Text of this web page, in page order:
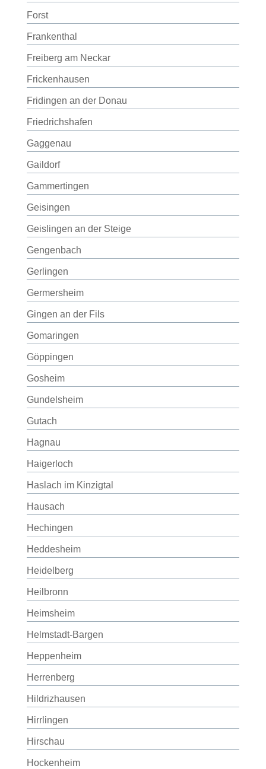
Forst
Frankenthal
Freiberg am Neckar
Frickenhausen
Fridingen an der Donau
Friedrichshafen
Gaggenau
Gaildorf
Gammertingen
Geisingen
Geislingen an der Steige
Gengenbach
Gerlingen
Germersheim
Gingen an der Fils
Gomaringen
Göppingen
Gosheim
Gundelsheim
Gutach
Hagnau
Haigerloch
Haslach im Kinzigtal
Hausach
Hechingen
Heddesheim
Heidelberg
Heilbronn
Heimsheim
Helmstadt-Bargen
Heppenheim
Herrenberg
Hildrizhausen
Hirrlingen
Hirschau
Hockenheim